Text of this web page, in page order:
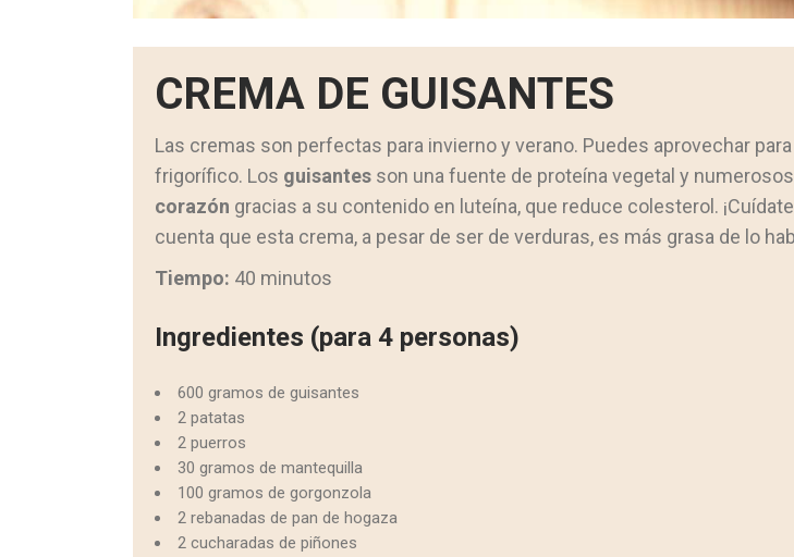
CREMA DE GUISANTES
Las cremas son perfectas para invierno y verano. Puedes aprovechar
frigorífico. Los guisantes son una fuente de proteína vegetal y
corazón gracias a su contenido en luteína, que reduce colesterol.
cuenta que esta crema, a pesar de ser de verduras, es más grasa de lo
Tiempo: 40 minutos
Ingredientes (para 4 personas)
600 gramos de guisantes
2 patatas
2 puerros
30 gramos de mantequilla
100 gramos de gorgonzola
2 rebanadas de pan de hogaza
2 cucharadas de piñones